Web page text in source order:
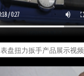
表盘扭力扳手产品展示视频